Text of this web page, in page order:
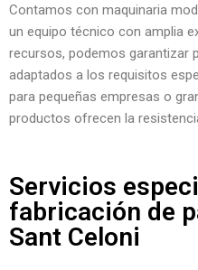
Contamos con maquinaria
un equipo técnico con amplia
recursos, podemos garantizar
adaptados a los requisitos
para pequeñas empresas o
productos ofrecen la
Servicios
fabricación de
Sant Celoni